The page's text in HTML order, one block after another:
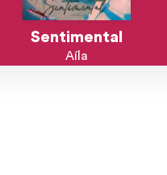
Sentimental
Aíla